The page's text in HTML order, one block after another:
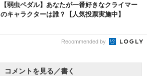
【弱虫ペダル】あなたが一番好きなクライマー
のキャラクターは誰？【人気投票実施中】
Recommended by
コメントを見る／書く